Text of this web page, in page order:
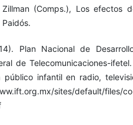
(Comps.), Los efectos
Plan Nacional de
de Telecomunicaciones-
infantil en radio,
sites/default/files/